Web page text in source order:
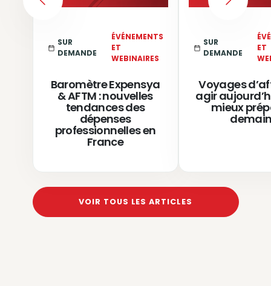
SUR
DEMANDE
ÉVÉNEMENTS
ET
WEBINAIRES
Baromètre Expensya
& AFTM : nouvelles
tendances des
dépenses
professionnelles en
France
SUR
DEMANDE
ET
Voyages
agir
mieux
PREVIOUS NEXT
VOIR TOUS LES ARTICLES